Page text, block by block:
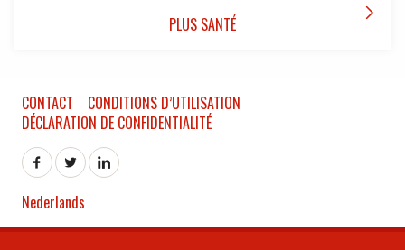
PLUS SANTÉ 
CONTACT
CONDITIONS D’UTILISATION
DÉCLARATION DE CONFIDENTIALITÉ
Nederlands